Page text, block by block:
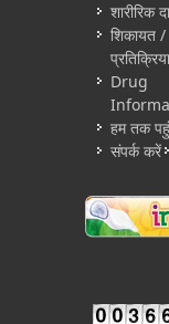
शारीरिक
शिकायत /
प्रतिक्रिया
Drug
हम तक
संपर्क करें